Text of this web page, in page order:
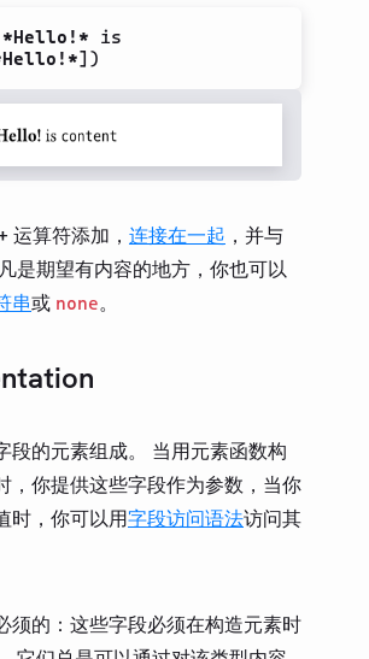
*Hello!*
] )
运算符添加， 连接在一起 ，并与
是期望有内容的地方，你也可以
串或 none。
段的元素组成。 当用元素函数构
，你提供这些字段作为参数，当你
时，你可以用字段访问语法访问其
须的：这些字段必须在构造元素时